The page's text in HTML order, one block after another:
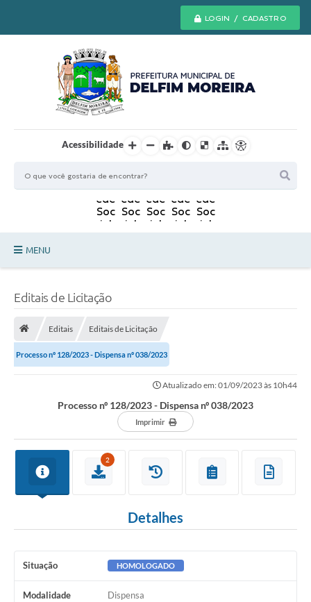
LOGIN / CADASTRO
Acessibilidade
MENU
Defesa Civil
AQUI TEM SEBRAE
DOCUMENTOS
Cultura
Editais de Licitação
Editais Editais de Licitação
Processo nº 128/2023 - Dispensa nº 038/2023
Atualizado em: 01/09/2023 às 10h44
Processo nº 128/2023 - Dispensa nº 038/2023
Imprimir
2
Detalhes
Situação HOMOLOGADO
Modalidade Dispensa